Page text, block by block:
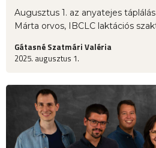
Augusztus 1. az anyatejes
Márta orvos, IBCLC laktációs
Gátasné Szatmári Valéria
2025. augusztus 1.